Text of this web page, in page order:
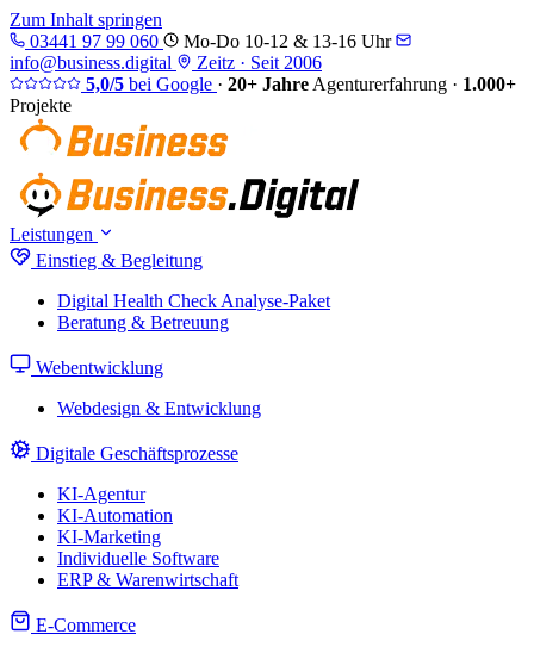
Zum Inhalt springen
03441 97 99 060
Mo-Do 10-12 & 13-16 Uhr
info@business.digital
Zeitz · Seit 2006
5,0/5 bei Google · 20+ Jahre Agenturerfahrung · 1.000+
Projekte
Leistungen
Einstieg & Begleitung
Digital Health Check Analyse-Paket
Beratung & Betreuung
Webentwicklung
Webdesign & Entwicklung
Digitale Geschäftsprozesse
KI-Agentur
KI-Automation
KI-Marketing
Individuelle Software
ERP & Warenwirtschaft
E-Commerce